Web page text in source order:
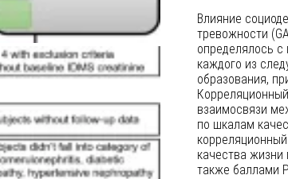
Влияние
тревожности
определялось
каждого из
образования,
взаимосвязи
по шкалам
качества жизни
также баллами